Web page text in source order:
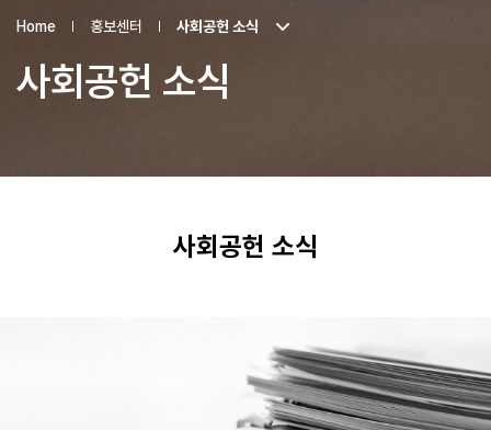
Home 홍보센터 사회공헌 소식
사회공헌 소식
사회공헌 소식